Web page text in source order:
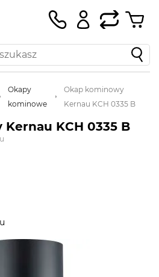
Okapy
kominowe
Okap kominowy
Kernau KCH 0335 B
KCH 0335 B